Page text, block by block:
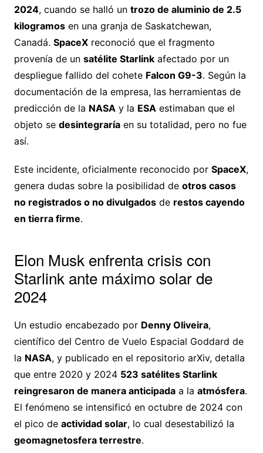
2024, cuando se halló un trozo de aluminio de 2.5
kilogramosen una granja de Saskatchewan,
Canadá. SpaceXreconoció que el fragmento
provenía de un satélite Starlinkafectado por un
despliegue fallido del cohete Falcon G9-3. Según la
documentación de la empresa, las herramientas de
predicción de la NASAy la ESAestimaban que el
objeto se desintegraríaen su totalidad, pero no fue
así.
Este incidente, oficialmente reconocido por SpaceX,
genera dudas sobre la posibilidad de otros casos
no registrados o no divulgadosde restos cayendo
en tierra firme.
Elon Musk enfrenta crisis con
Starlink ante máximo solar de
2024
Un estudio encabezado por Denny Oliveira,
científico del Centro de Vuelo Espacial Goddard de
la NASA, y publicado en el repositorio arXiv, detalla
que entre 2020 y 2024 523 satélites Starlink
reingresaron de manera anticipadaa la atmósfera.
El fenómeno se intensificó en octubre de 2024 con
el pico de actividad solar, lo cual desestabilizó la
geomagnetosfera terrestre.